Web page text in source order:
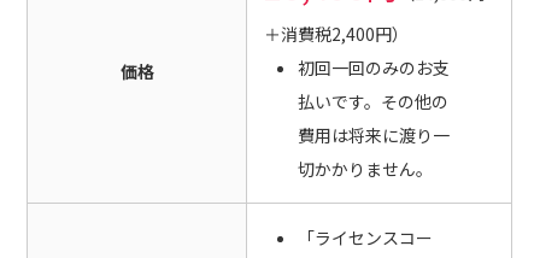
価格
＋消費税2,400円）
初回一回のみのお支
払いです。その他の
費用は将来に渡り一
切かかりません。
「ライセンスコー